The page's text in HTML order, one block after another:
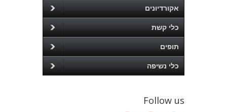
אקורדיונים
כלי קשת
תופים
כלי נשיפה
Follow us